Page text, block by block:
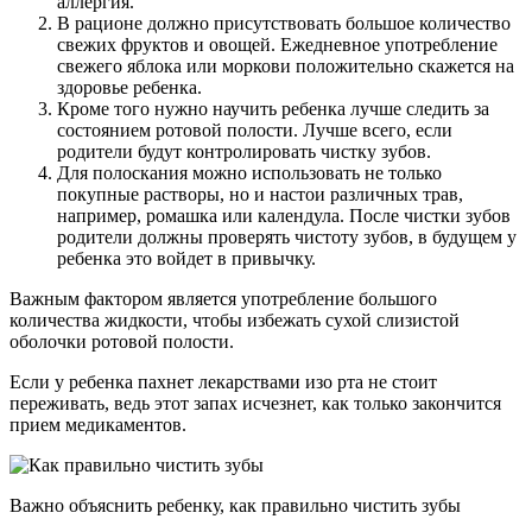
В рационе должно присутствовать большое количество
свежих фруктов и овощей. Ежедневное употребление
свежего яблока или моркови положительно скажется на
здоровье ребенка.
Кроме того нужно научить ребенка лучше следить за
состоянием ротовой полости. Лучше всего, если
родители будут контролировать чистку зубов.
Для полоскания можно использовать не только
покупные растворы, но и настои различных трав,
например, ромашка или календула. После чистки зубов
родители должны проверять чистоту зубов, в будущем у
ребенка это войдет в привычку.
Важным фактором является употребление большого
количества жидкости, чтобы избежать сухой слизистой
оболочки ротовой полости.
Если у ребенка пахнет лекарствами изо рта не стоит
переживать, ведь этот запах исчезнет, как только закончится
прием медикаментов.
Важно объяснить ребенку, как правильно чистить зубы